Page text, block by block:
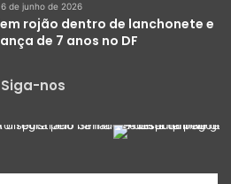
de junho de 2026
rojão dentro de lanchonete e
de 7 anos no DF
Siga-nos